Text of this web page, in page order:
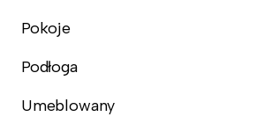
Pokoje
Podłoga
Umeblowany